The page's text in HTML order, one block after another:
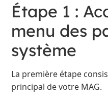
Étape 1 :
menu des
système
La première étape
principal de votre MAG.